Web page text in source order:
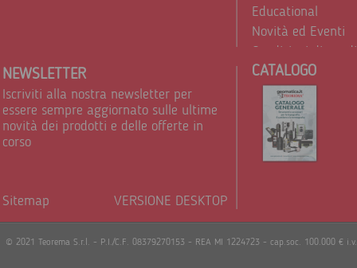
Educational
Novità ed Eventi
Condizioni di
Trattamento dei
NEWSLETTER
Iscriviti alla nostra newsletter per
essere sempre aggiornato sulle ultime
novità dei prodotti e delle offerte in
corso
Sitemap VERSIONE DESKTOP
CATALOGO
© 2021 Teorema S.r.l. - P.I./C.F. 08379270153 - REA MI 1224723 - cap.soc. 100.000 €